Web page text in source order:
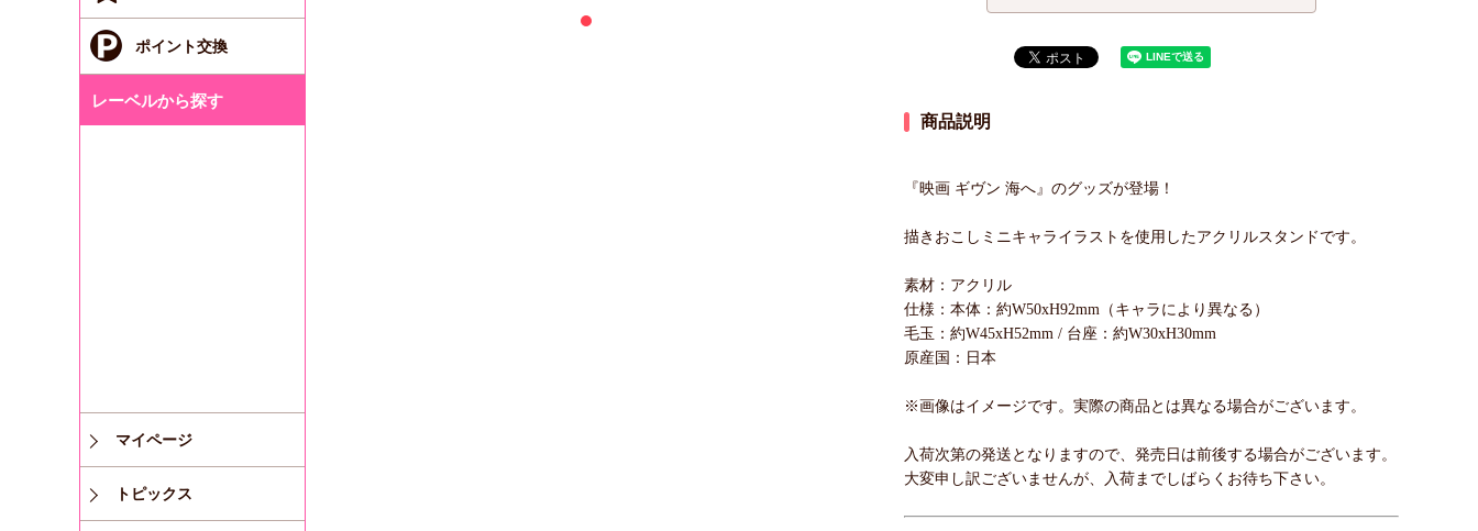
ポイント交換
レーベルから探す
マイページ
トピックス
商品説明
『映画 ギヴン 海へ』のグッズが登場！
描きおこしミニキャライラストを使用したアクリルスタンドです。
素材：アクリル
仕様：本体：約W50xH92mm（キャラにより異なる）
毛玉：約W45xH52mm / 台座：約W30xH30mm
原産国：日本
※画像はイメージです。実際の商品とは異なる場合がございます。
入荷次第の発送となりますので、発売日は前後する場合がございます。
大変申し訳ございませんが、入荷までしばらくお待ち下さい。